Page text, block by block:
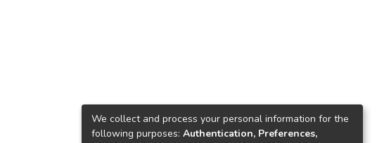
We collect and process your personal information for the
following purposes: Authentication, Preferences,